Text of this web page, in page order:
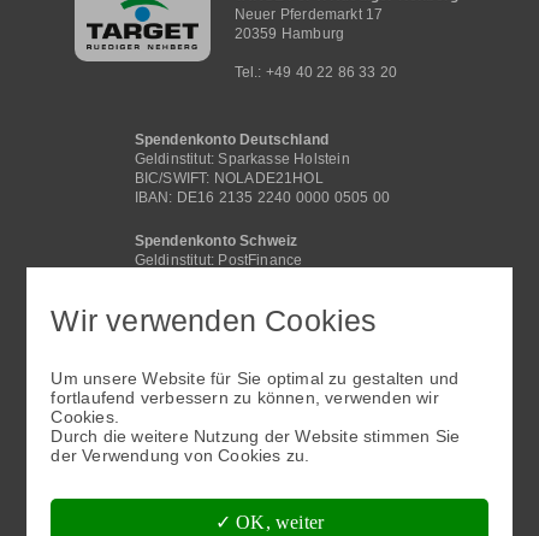
Neuer Pferdemarkt 17
20359 Hamburg
Tel.: +49 40 22 86 33 20
Spendenkonto Deutschland
Geldinstitut: Sparkasse Holstein
BIC/SWIFT: NOLADE21HOL
IBAN: DE16 2135 2240 0000 0505 00
Spendenkonto Schweiz
Geldinstitut: PostFinance
BIC/SWIFT: NOLADE21HOL
IBAN: DE16 2135 2240 0000 0505 00
Fußbereichsmenü
Wir verwenden Cookies
Um unsere Website für Sie optimal zu gestalten und
fortlaufend verbessern zu können, verwenden wir
Cookies.
Durch die weitere Nutzung der Website stimmen Sie
der Verwendung von Cookies zu.
✓ OK, weiter